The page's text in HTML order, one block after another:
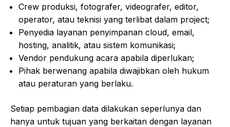
Crew produksi, fotografer, videografer, editor,
operator, atau teknisi yang terlibat dalam project;
Penyedia layanan penyimpanan cloud, email,
hosting, analitik, atau sistem komunikasi;
Vendor pendukung acara apabila diperlukan;
Pihak berwenang apabila diwajibkan oleh hukum
atau peraturan yang berlaku.
Setiap pembagian data dilakukan seperlunya dan
hanya untuk tujuan yang berkaitan dengan layanan